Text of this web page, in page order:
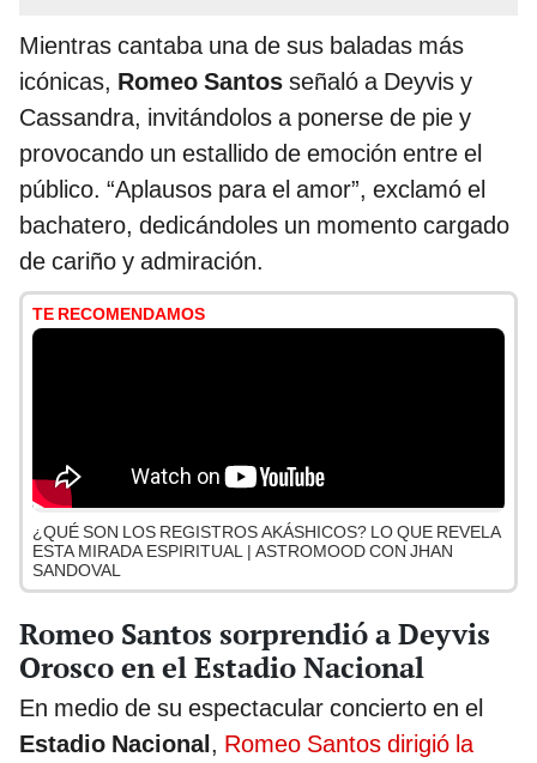
Mientras cantaba una de sus baladas más
icónicas, Romeo Santos señaló a Deyvis y
Cassandra, invitándolos a ponerse de pie y
provocando un estallido de emoción entre el
público. “Aplausos para el amor”, exclamó el
bachatero, dedicándoles un momento cargado
de cariño y admiración.
TE RECOMENDAMOS
¿QUÉ SON LOS REGISTROS AKÁSHICOS? LO QUE REVELA
ESTA MIRADA ESPIRITUAL | ASTROMOOD CON JHAN
SANDOVAL
Romeo Santos sorprendió a Deyvis
Orosco en el Estadio Nacional
En medio de su espectacular concierto en el
Estadio Nacional, Romeo Santos dirigió la